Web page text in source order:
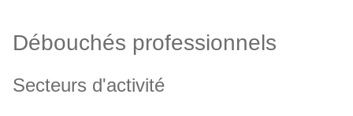
Débouchés professionnels
Secteurs d'activité